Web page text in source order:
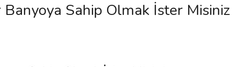
Sahip Olmak İster Misiniz